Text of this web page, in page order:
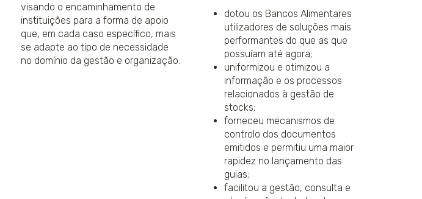
visando o encaminhamento de
instituições para a forma de apoio
que, em cada caso específico, mais
se adapte ao tipo de necessidade
no domínio da gestão e organização.
dotou os Bancos Alimentares
utilizadores de soluções mais
performantes do que as que
possuíam até agora;
uniformizou e otimizou a
informação e os processos
relacionados à gestão de
stocks;
forneceu mecanismos de
controlo dos documentos
emitidos e permitiu uma maior
rapidez no lançamento das
guias;
facilitou a gestão, consulta e